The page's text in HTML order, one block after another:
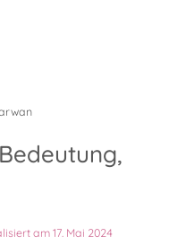
am 17. Mai 2024